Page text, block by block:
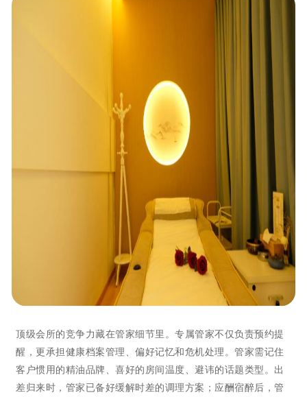
顶级会所的竞争力藏在管家细节里。专属管家不仅负责预约提
醒，更承担健康档案管理、偏好记忆和危机处理。管家需记住
客户惯用的精油品牌、喜好的房间温度、避讳的话题类型。出
差归来时，管家已备好缓解时差的调理方案；应酬宿醉后，管